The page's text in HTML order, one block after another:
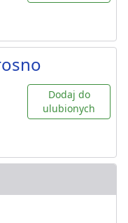
Dodaj do
ulubionych